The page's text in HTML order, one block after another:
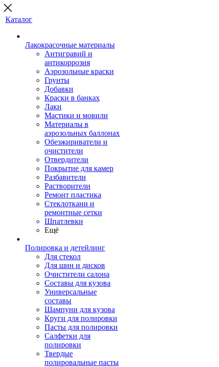
Каталог
Лакокрасочные материалы
Антигравий и
антикоррозия
Аэрозольные краски
Грунты
Добавки
Краски в банках
Лаки
Мастики и мовили
Материалы в
аэрозольных баллонах
Обезжириватели и
очистители
Отвердители
Покрытие для камер
Разбавители
Растворители
Ремонт пластика
Стеклоткани и
ремонтные сетки
Шпатлевки
Ещё
Полировка и детейлинг
Для стекол
Для шин и дисков
Очистители салона
Составы для кузова
Универсальные
составы
Шампуни для кузова
Круги для полировки
Пасты для полировки
Салфетки для
полировки
Твердые
полировальные пасты